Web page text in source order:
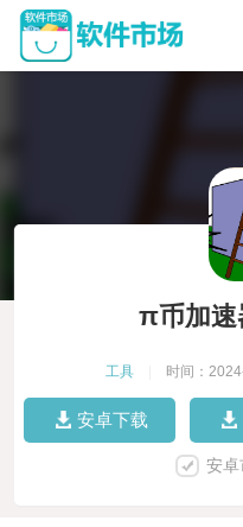
π币加速
工具 时间：
安卓下载
安卓